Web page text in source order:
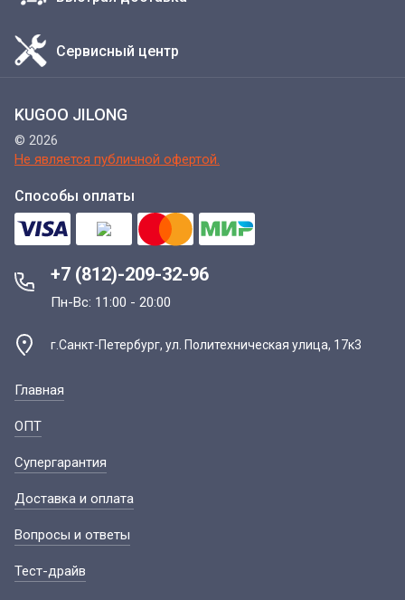
Сервисный центр
KUGOO JILONG
© 2026
Не является публичной офертой.
Способы оплаты
+7 (812)-209-32-96
Пн-Вс: 11:00 - 20:00
г.Санкт-Петербург, ул. Политехническая улица, 17к3
Главная
ОПТ
Супергарантия
Доставка и оплата
Вопросы и ответы
Тест-драйв